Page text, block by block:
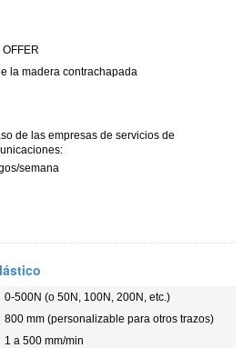
OFFER
la madera contrachapada
de las empresas de servicios de
semana
0-500N (o 50N, 100N, 200N, etc.)
800 mm (personalizable para otros trazos)
1 a 500 mm/min